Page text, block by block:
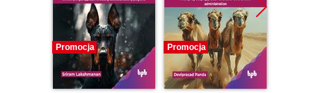
Promocja Promocja